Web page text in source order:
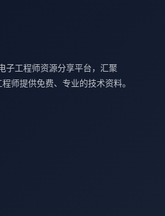
子工程师资源分享平台，汇聚
师提供免费、专业的技术资料。